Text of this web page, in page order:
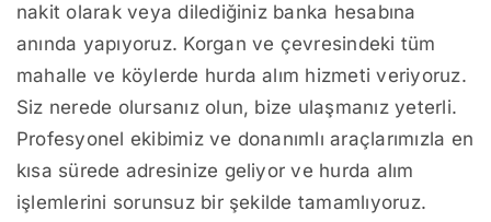
nakit olarak veya dilediğiniz banka hesabına
anında yapıyoruz. Korgan ve çevresindeki tüm
mahalle ve köylerde hurda alım hizmeti veriyoruz.
Siz nerede olursanız olun, bize ulaşmanız yeterli.
Profesyonel ekibimiz ve donanımlı araçlarımızla en
kısa sürede adresinize geliyor ve hurda alım
işlemlerini sorunsuz bir şekilde tamamlıyoruz.